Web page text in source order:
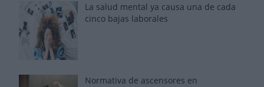
La salud mental ya causa una de cada
cinco bajas laborales
Normativa de ascensores en